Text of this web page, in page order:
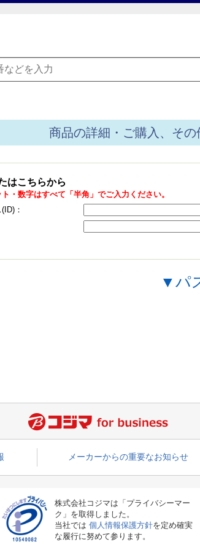
商品の詳細・ご購入、そ
はこちらから
・数字はすべて「半角」でご入力ください。
：
▼パ
メーカーからの重要なお知らせ
株式会社コジマは「プライバシーマー
ク」を取得しました。
当社では 個人情報保護方針を定め確実
な履行に努めて参ります。